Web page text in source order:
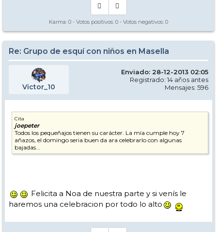
Karma: 0 - Votos positivos: 0 - Votos negativos: 0
Re: Grupo de esquí con niños en Masella
Victor_10
Enviado: 28-12-2013 02:05
Registrado: 14 años antes
Mensajes: 596
Cita
joepeter
Todos los pequeñajos tienen su carácter. La mía cumple hoy 7
añazos, el domingo seria buen da ara celebrarlo con algunas
bajadas...
Felicita a Noa de nuestra parte y si venís le
haremos una celebracion por todo lo alto